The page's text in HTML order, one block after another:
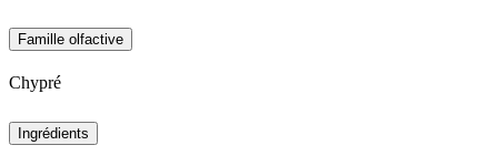
Famille olfactive
Chypré
Ingrédients